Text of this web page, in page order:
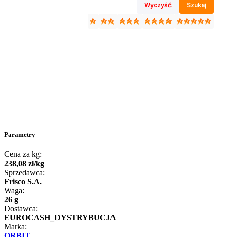
Wyczyść Szukaj
Parametry
Cena za kg:
238,08 zł/kg
Sprzedawca:
Frisco S.A.
Waga:
26 g
Dostawca:
EUROCASH_DYSTRYBUCJA
Marka: